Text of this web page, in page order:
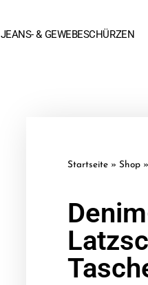
JEANS- & GEWEBESCHÜRZEN
Startseite » Shop »